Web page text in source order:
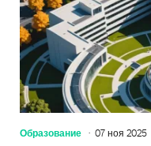
Образование 07 ноя 2025